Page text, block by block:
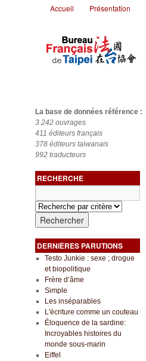
Accueil Présentation
La base de données référence :
3 242 ouvrages
411 éditeurs français
378 éditeurs taiwanais
992 traducteurs
RECHERCHE
DERNIÈRES PARUTIONS
Testo Junkie : sexe ; drogue
et biopolitique
Frère d’âme
Simple
Les inséparables
L'écriture comme un couteau
Éloquence de la sardine:
Incroyables histoires du
monde sous-marin
Eiffel